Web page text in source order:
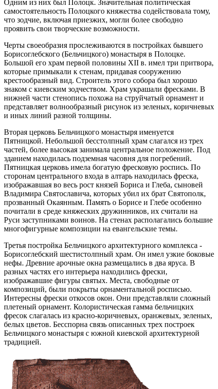
Одним из них был Полоцк. Значительная политическая
самостоятельность Полоцкого княжества содействовала тому,
что зодчие, включая приезжих, могли более свободно
проявить свои творческие возможности.
Черты своеобразия прослеживаются в постройках бывшего
Борисоглебского (Бельчицкого) монастыря в Полоцке.
Большой его храм первой половины XII в. имел три притвора,
которые примыкали к стенам, придавая сооружению
крестообразный вид. Строитель этого собора был хорошо
знаком с киевским зодчеством. Храм украшали фресками. В
нижней части стенопись похожа на струйчатый орнамент и
представляет волнообразный рисунок из зеленых, коричневых
и иных линий разной толщины.
Вторая церковь Бельчицкого монастыря именуется
Пятницкой. Небольшой бесстолпный храм слагался из трех
частей, более высокая занимала центральное положение. Под
зданием находилась подземная часовня для погребений.
Пятницкая церковь имела богатую фресковую роспись. По
сторонам центрального входа в алтарь находилась фреска,
изображавшая во весь рост князей Бориса и Глеба, сыновей
Владимира Святославича, которых убил их брат Святополк,
прозванный Окаянным. Память о Борисе и Глебе особенно
почитали в среде княжеских дружинников, их считали на
Руси заступниками воинов. На стенах располагались большие
многофигурные композиции на евангельские темы.
Третья постройка Бельчицкого архитектурного комплекса -
Борисоглебский шестистолпный храм. Он имел узкие боковые
нефы. Древние арочные окна размещались в два яруса. В
разных частях его интерьера находились фрески,
изображавшие фигуры святых. Места, свободные от
композиций, были покрыты орнаментальной росписью.
Интересны фрески откосов окон. Они представляли сложный
плетеный орнамент. Колористическая гамма бельчицких
фресок слагалась из красно-коричневых, оранжевых, зеленых,
белых цветов. Бесспорна связь описанных трех построек
Бельчицкого монастыря с южной киевской архитектурной
традицией.